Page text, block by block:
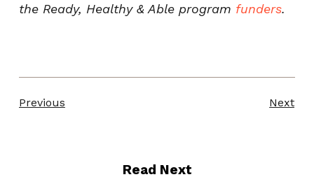
the Ready, Healthy & Able program funders.
Previous Next
Read Next